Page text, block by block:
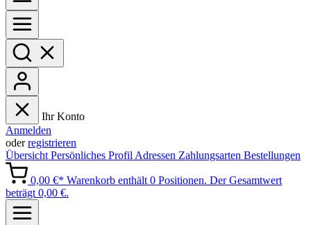
Ihr Konto
Anmelden
oderregistrieren
Übersicht Persönliches Profil Adressen Zahlungsarten Bestellungen
0,00 €* Warenkorb enthält 0 Positionen. Der Gesamtwert
beträgt 0,00 €.